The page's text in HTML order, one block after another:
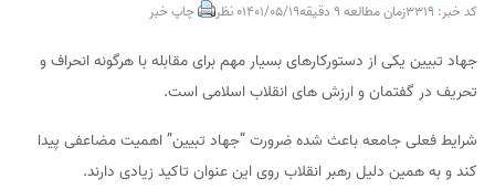
کد خبر: 3319 زمان مطالعه 9 دقیقه 1401/05/190 نظر چاپ خبر
جهاد تبیین یکی از دستورکارهای بسیار مهم برای مقابله با هرگونه انحراف و
تحریف در گفتمان و ارزش های انقلاب اسلامی است.
شرایط فعلی جامعه باعث شده ضرورت “جهاد تبیین” اهمیت مضاعفی پیدا
کند و به همین دلیل رهبر انقلاب روی این عنوان تاکید زیادی دارند.